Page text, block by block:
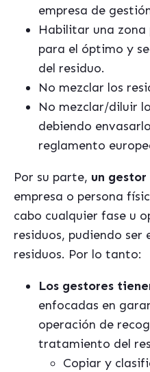
empresa de
Habilitar una
para el óptimo y
del residuo.
No mezclar los
No mezclar/diluir
debiendo
reglamento
Por su parte, un
empresa o persona
cabo cualquier fase u
residuos, pudiendo ser
residuos. Por lo tanto:
Los gestores
enfocadas en
operación de
tratamiento del
Copiar y